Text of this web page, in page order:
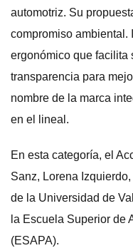
automotriz. Su
compromiso ambiental.
ergonómico que facilita
transparencia para
nombre de la marca
en el lineal.
En esta categoría, el
Sanz, Lorena
de la Universidad de
la Escuela Superior de
(ESAPA).